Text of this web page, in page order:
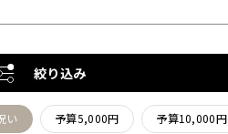
絞り込み
い 予算5,000円 予算10,000円